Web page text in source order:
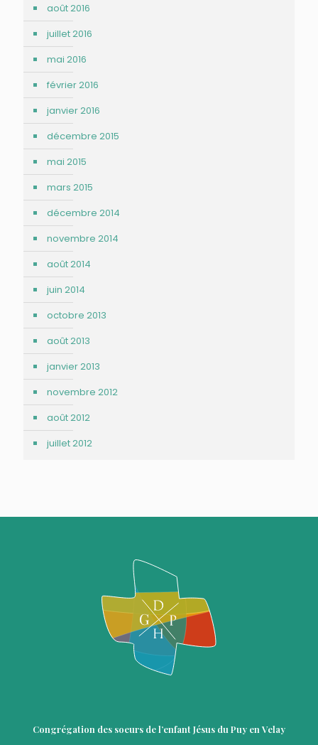
août 2016
juillet 2016
mai 2016
février 2016
janvier 2016
décembre 2015
mai 2015
mars 2015
décembre 2014
novembre 2014
août 2014
juin 2014
octobre 2013
août 2013
janvier 2013
novembre 2012
août 2012
juillet 2012
Congrégation des soeurs de l’enfant Jésus du Puy en Velay